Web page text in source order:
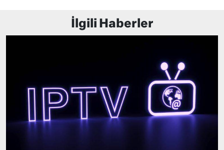
İlgili Haberler